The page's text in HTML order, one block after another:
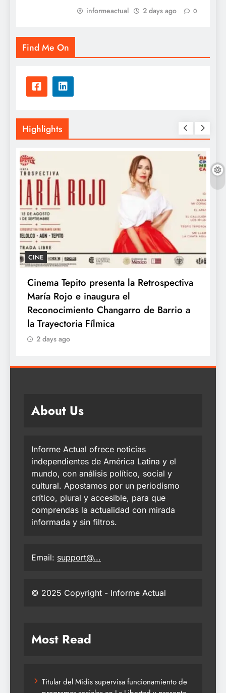
informeactual 2 days ago 0
Find Me On
Highlights
CINE
Cinema Tepito presenta la Retrospectiva
María Rojo e inaugura el
Reconocimiento Changarro de Barrio a
la Trayectoria Fílmica
2 days ago
About Us
Informe Actual ofrece noticias
independientes de América Latina y el
mundo, con análisis político, social y
cultural. Apostamos por un periodismo
crítico, plural y accesible, para que
comprendas la actualidad con mirada
informada y sin filtros.
Email: support@...
© 2025 Copyright - Informe Actual
Most Read
Titular del Midis supervisa funcionamiento de